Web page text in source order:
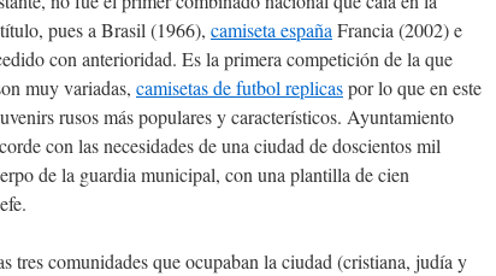
pues a Brasil (1966), camiseta españa Francia (2002) e
con anterioridad. Es la primera competición de la que
muy variadas, camisetas de futbol replicaspor lo que en este
rusos más populares y característicos. Ayuntamiento
con las necesidades de una ciudad de doscientos mil
de la guardia municipal, con una plantilla de cien
tres comunidades que ocupaban la ciudad (cristiana, judía y